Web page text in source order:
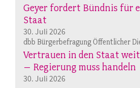
Geyer fordert Bündnis für
Staat
30. Juli 2026
dbb Bürgerbefragung Öffentlicher
Vertrauen in den Staat
– Regierung muss handeln
30. Juli 2026